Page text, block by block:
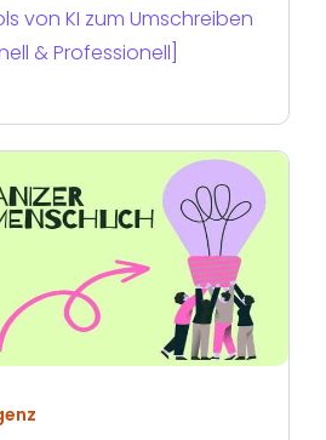
von KI zum Umschreiben
& Professionell]